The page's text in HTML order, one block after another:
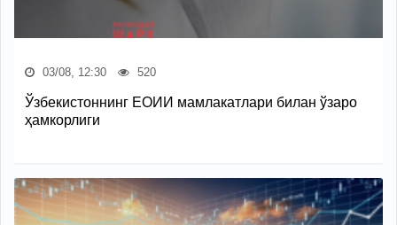
03/08, 12:30 520
Ўзбекистоннинг ЕОИИ мамлакатлари билан ўзаро
ҳамкорлиги